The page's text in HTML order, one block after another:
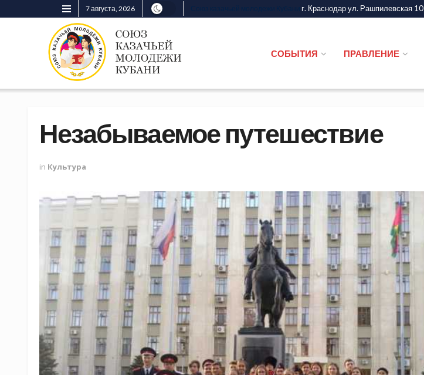
7 августа, 2026 г. Краснодар ул. Рашпилевская 10
СОБЫТИЯ ПРАВЛЕНИЕ
Незабываемое путешествие
in Культура